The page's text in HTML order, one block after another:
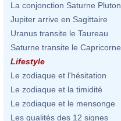
La conjonction Saturne Pluton
Jupiter arrive en Sagittaire
Uranus transite le Taureau
Saturne transite le Capricorne
Lifestyle
Le zodiaque et l'hésitation
Le zodiaque et la timidité
Le zodiaque et le mensonge
Les qualités des 12 signes